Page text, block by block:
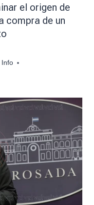
el origen de
compra de un
Info